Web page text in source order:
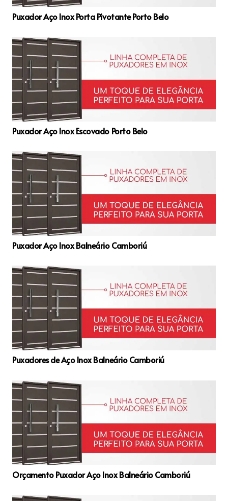
Puxador Aço Inox Porta Pivotante Porto Belo
Puxador Aço Inox Escovado Porto Belo
Puxador Aço Inox Balneário Camboriú
Puxadores de Aço Inox Balneário Camboriú
Orçamento Puxador Aço Inox Balneário Camboriú